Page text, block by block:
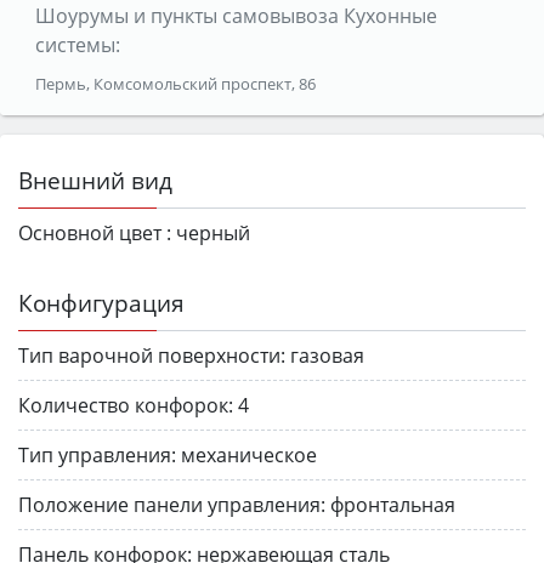
Шоурумы и пункты самовывоза Кухонные
системы:
Пермь, Комсомольский проспект, 86
Внешний вид
Основной цвет : черный
Конфигурация
Тип варочной поверхности: газовая
Количество конфорок: 4
Тип управления: механическое
Положение панели управления: фронтальная
Панель конфорок: нержавеющая сталь